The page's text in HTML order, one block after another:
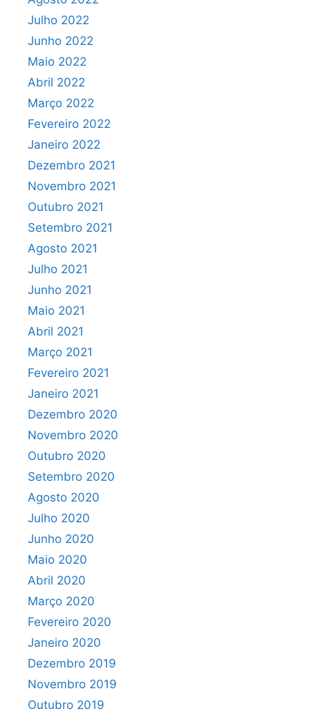
Julho 2022
Junho 2022
Maio 2022
Abril 2022
Março 2022
Fevereiro 2022
Janeiro 2022
Dezembro 2021
Novembro 2021
Outubro 2021
Setembro 2021
Agosto 2021
Julho 2021
Junho 2021
Maio 2021
Abril 2021
Março 2021
Fevereiro 2021
Janeiro 2021
Dezembro 2020
Novembro 2020
Outubro 2020
Setembro 2020
Agosto 2020
Julho 2020
Junho 2020
Maio 2020
Abril 2020
Março 2020
Fevereiro 2020
Janeiro 2020
Dezembro 2019
Novembro 2019
Outubro 2019